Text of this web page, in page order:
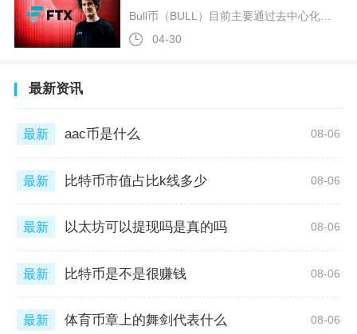
04-30
最新资讯
最新 aac币是什么 08-06
最新 比特币市值占比k线多少 08-06
最新 以太坊可以提现吗是真的吗 08-06
最新 比特币是不是很赚钱 08-06
最新 体育币章上的舞剑代表什么 08-06